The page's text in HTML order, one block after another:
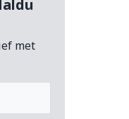
met